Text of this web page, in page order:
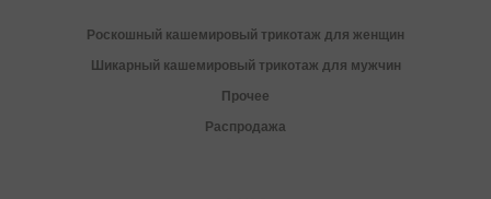
Роскошный кашемировый трикотаж для женщин
Шикарный кашемировый трикотаж для мужчин
Прочее
Распродажа